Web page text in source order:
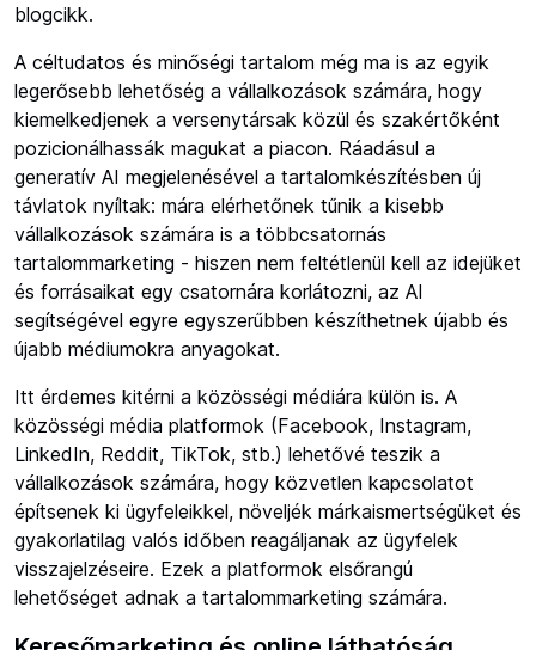
blogcikk.
A céltudatos és minőségi tartalom még ma is az egyik
legerősebb lehetőség a vállalkozások számára, hogy
kiemelkedjenek a versenytársak közül és szakértőként
pozicionálhassák magukat a piacon. Ráadásul a
generatív AI megjelenésével a tartalomkészítésben új
távlatok nyíltak: mára elérhetőnek tűnik a kisebb
vállalkozások számára is a többcsatornás
tartalommarketing - hiszen nem feltétlenül kell az idejüket
és forrásaikat egy csatornára korlátozni, az AI
segítségével egyre egyszerűbben készíthetnek újabb és
újabb médiumokra anyagokat.
Itt érdemes kitérni a közösségi médiára külön is. A
közösségi média platformok (Facebook, Instagram,
LinkedIn, Reddit, TikTok, stb.) lehetővé teszik a
vállalkozások számára, hogy közvetlen kapcsolatot
építsenek ki ügyfeleikkel, növeljék márkaismertségüket és
gyakorlatilag valós időben reagáljanak az ügyfelek
visszajelzéseire. Ezek a platformok elsőrangú
lehetőséget adnak a tartalommarketing számára.